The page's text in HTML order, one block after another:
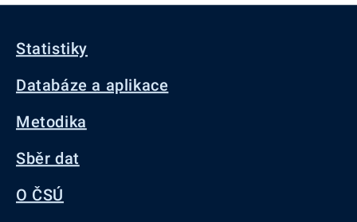
Statistiky
Databáze a aplikace
Metodika
Sběr dat
O ČSÚ